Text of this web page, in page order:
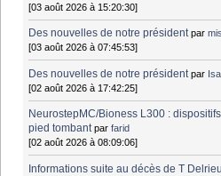
[03 août 2026 à 15:20:30]
Des nouvelles de notre président par
[03 août 2026 à 07:45:53]
Des nouvelles de notre président par Isa
[02 août 2026 à 17:42:25]
NeurostepMC/Bioness L300 :
pied tombant parfarid
[02 août 2026 à 08:09:06]
Informations suite au décès de T